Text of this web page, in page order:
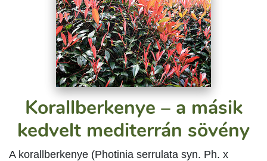
Korallberkenye – a másik
kedvelt mediterrán sövény
A korallberkenye (Photinia serrulata syn. Ph. x